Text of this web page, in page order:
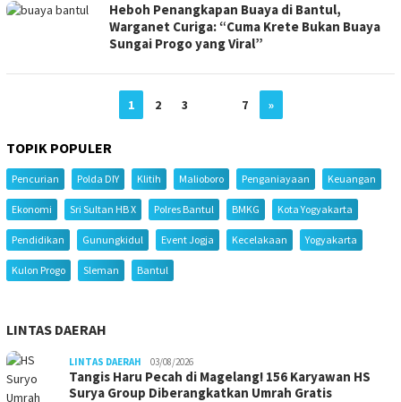
Heboh Penangkapan Buaya di Bantul,
Warganet Curiga: “Cuma Krete Bukan Buaya
Sungai Progo yang Viral”
1 2 3 7 »
TOPIK POPULER
Pencurian Polda DIY Klitih Malioboro Penganiayaan Keuangan
Ekonomi Sri Sultan HB X Polres Bantul BMKG Kota Yogyakarta
Pendidikan Gunungkidul Event Jogja Kecelakaan Yogyakarta
Kulon Progo Sleman Bantul
LINTAS DAERAH
LINTAS DAERAH 03/08/2026
Tangis Haru Pecah di Magelang! 156 Karyawan HS
Surya Group Diberangkatkan Umrah Gratis